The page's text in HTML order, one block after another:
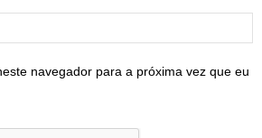
navegador para a próxima vez que eu